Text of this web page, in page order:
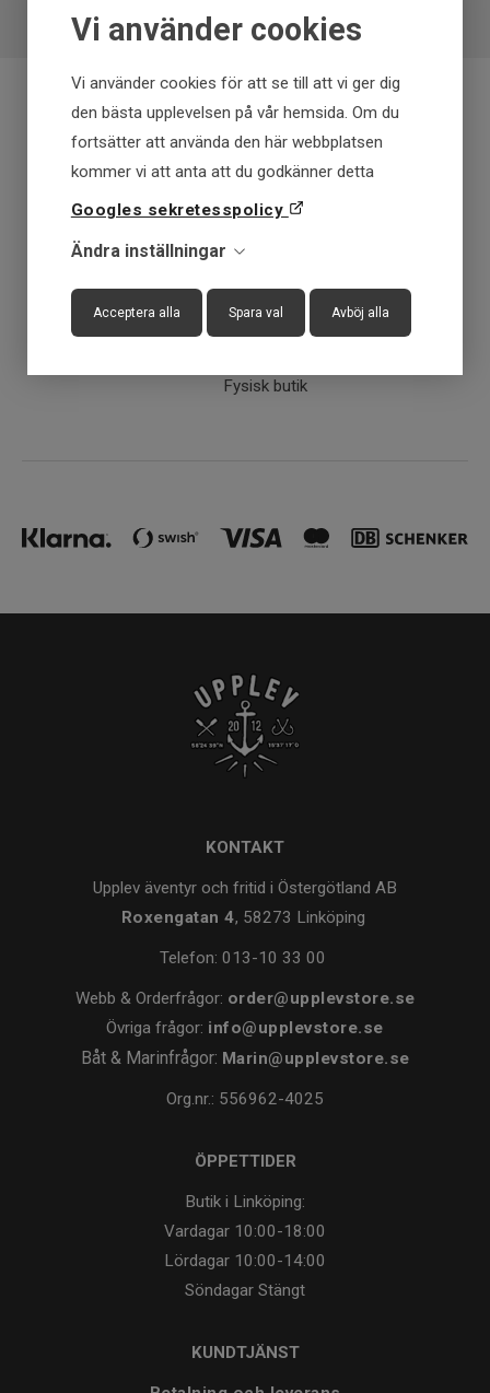
Vi använder cookies
Vi använder cookies för att se till att vi ger dig
den bästa upplevelsen på vår hemsida. Om du
fortsätter att använda den här webbplatsen
kommer vi att anta att du godkänner detta
Googles sekretesspolicy
Ändra inställningar
Acceptera alla Spara val Avböj alla
5740042500285
Fraktfritt över 699 kr
Snabba leveranser
30 dagar öppet köp
Fysisk butik
KONTAKT
Upplev äventyr och fritid i Östergötland AB
Roxengatan 4, 58273 Linköping
Telefon: 013-10 33 00
Webb & Orderfrågor: order@upplevstore.se
Övriga frågor: info@upplevstore.se
Båt & Marinfrågor: Marin@upplevstore.se
Org.nr.: 556962-4025
ÖPPETTIDER
Butik i Linköping:
Vardagar 10:00-18:00
Lördagar 10:00-14:00
Söndagar Stängt
KUNDTJÄNST